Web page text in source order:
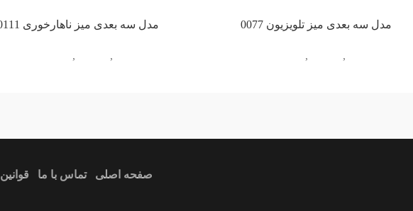
مدل سه بعدی میز تلویزیون 0077
,
,
مدل سه بعدی میز ناهارخوری 0111
,
,
صفحه اصلی تماس با ما قوانین